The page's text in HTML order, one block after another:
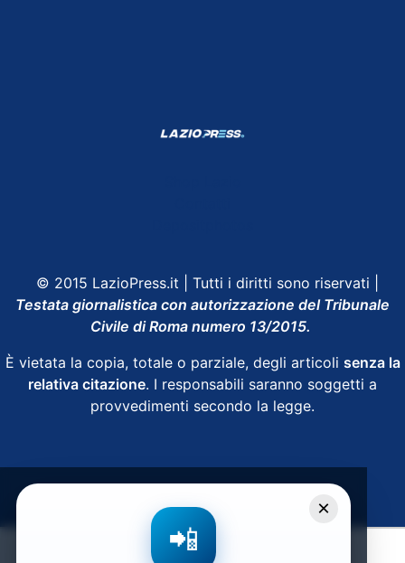
© 2015 LazioPress.it | Tutti i diritti sono riservati |
Testata giornalistica con autorizzazione del Tribunale
Civile di Roma numero 13/2015.
È vietata la copia, totale o parziale, degli articoli senza la
relativa citazione. I responsabili saranno soggetti a
provvedimenti secondo la legge.
×
📲
Condividi